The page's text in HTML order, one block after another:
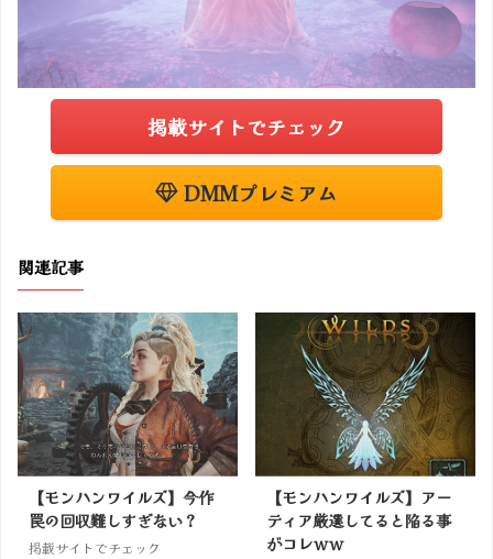
掲載サイトでチェック
DMMプレミアム
関連記事
【モンハンワイルズ】今作
罠の回収難しすぎない？
掲載サイトでチェック
【モンハンワイルズ】アー
ティア厳選してると陥る事
がコレｗｗ